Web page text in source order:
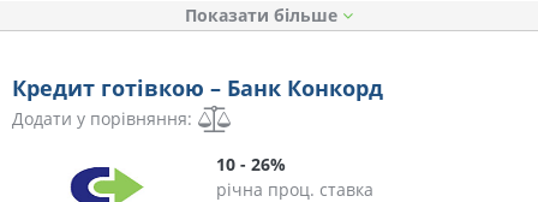
Показати
Кредит готівкою – Банк Конкорд
Додати у порівняння:
10 - 26%
річна проц. ставка